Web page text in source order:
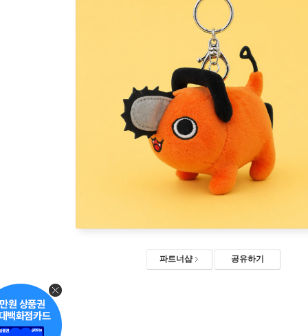
파트너샵 공유하기